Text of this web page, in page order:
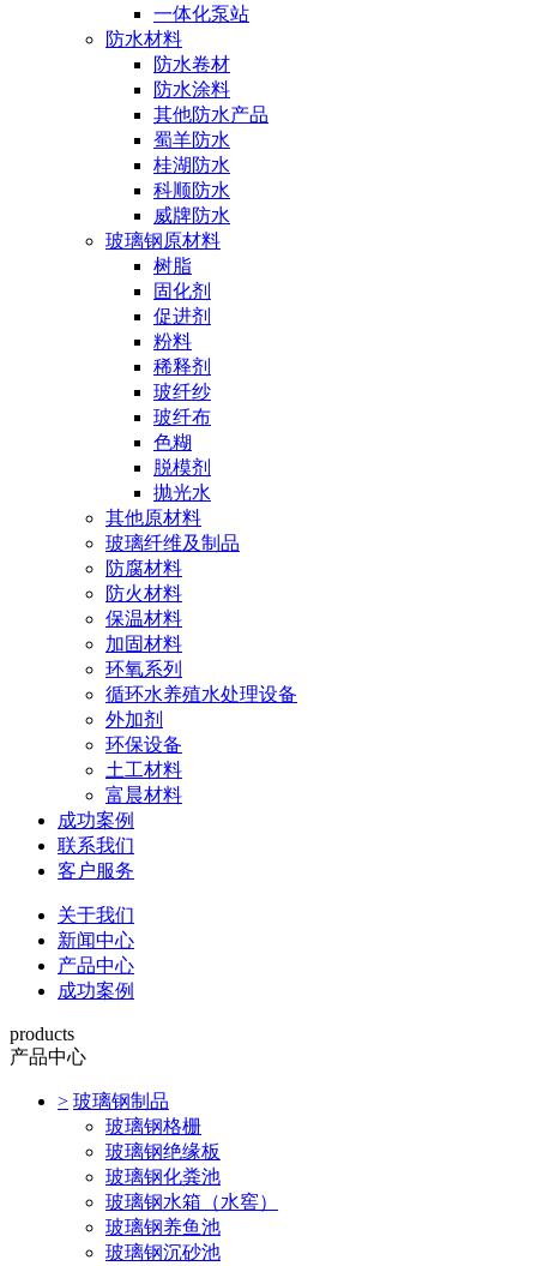
一体化泵站
防水材料
防水卷材
防水涂料
其他防水产品
蜀羊防水
桂湖防水
科顺防水
威牌防水
玻璃钢原材料
树脂
固化剂
促进剂
粉料
稀释剂
玻纤纱
玻纤布
色糊
脱模剂
抛光水
其他原材料
玻璃纤维及制品
防腐材料
防火材料
保温材料
加固材料
环氧系列
循环水养殖水处理设备
外加剂
环保设备
土工材料
富晨材料
成功案例
联系我们
客户服务
关于我们
新闻中心
产品中心
成功案例
products
产品中心
> 玻璃钢制品
玻璃钢格栅
玻璃钢绝缘板
玻璃钢化粪池
玻璃钢水箱（水窖）
玻璃钢养鱼池
玻璃钢沉砂池